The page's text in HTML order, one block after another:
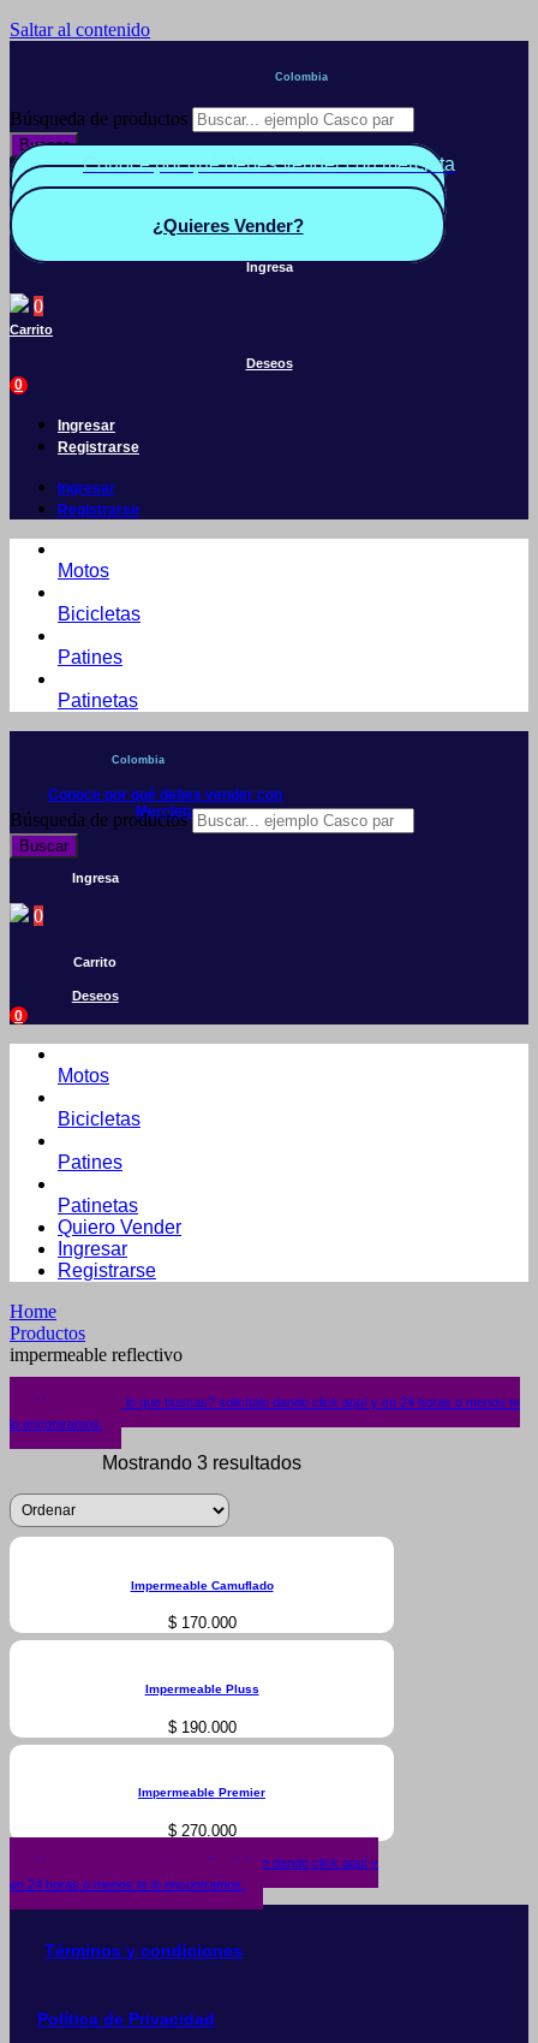
Saltar al contenido
Colombia
Búsqueda de productos
Buscar
Conoce por qué debes vender con mercleta
Quiero Vender
¿Quieres Vender?
Ingresa
0
Carrito
Deseos
0
Ingresar
Registrarse
Ingresar
Registrarse
Motos
Bicicletas
Patines
Patinetas
Colombia
Conoce por qué debes vender con
Mercleta
Búsqueda de productos
Buscar
Ingresa
0
Carrito
Deseos
0
Motos
Bicicletas
Patines
Patinetas
Quiero Vender
Ingresar
Registrarse
Home
Productos
impermeable reflectivo
¿No encuentras lo que buscas? solicítalo dando click aquí y en 24 horas o menos te
lo encontramos.
Mostrando 3 resultados
Impermeable Camuflado
$170.000
Impermeable Pluss
$190.000
Impermeable Premier
$270.000
¿No encuentras lo que buscas? solicítalo dando click aquí y
en 24 horas o menos te lo encontramos.
Términos y condiciones
Política de Privacidad